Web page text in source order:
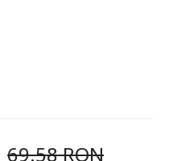
69.58 RON